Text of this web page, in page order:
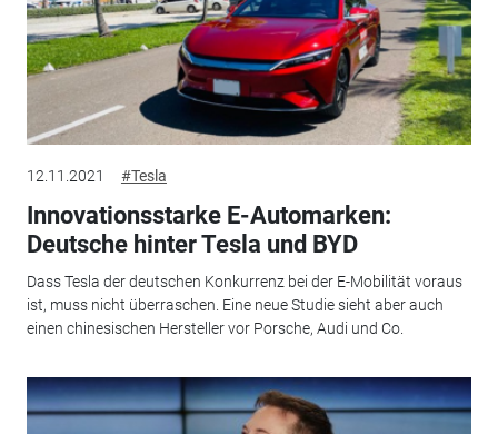
12.11.2021 #Tesla
Innovationsstarke E-Automarken:
Deutsche hinter Tesla und BYD
Dass Tesla der deutschen Konkurrenz bei der E-Mobilität voraus
ist, muss nicht überraschen. Eine neue Studie sieht aber auch
einen chinesischen Hersteller vor Porsche, Audi und Co.